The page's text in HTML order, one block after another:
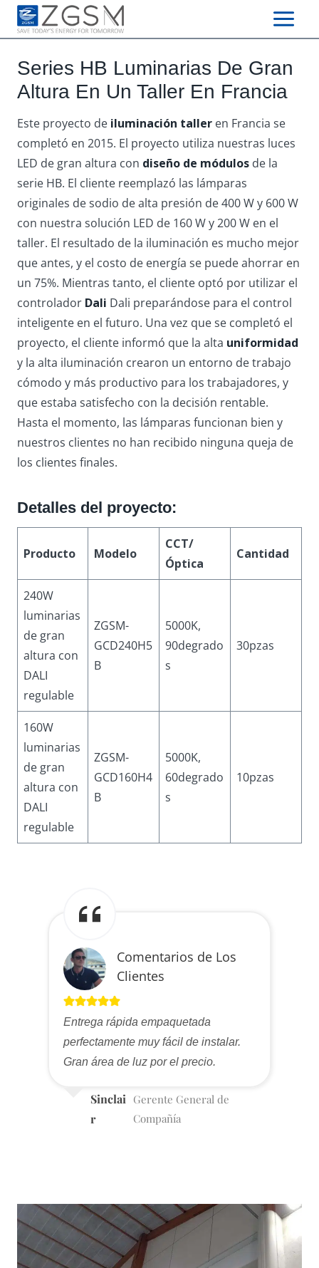
Skip
Series HB Luminarias De Gran
Altura En Un Taller En Francia
Este proyecto de iluminación taller en Francia se
completó en 2015. El proyecto utiliza nuestras luces
LED de gran altura con diseño de módulos de la
serie HB. El cliente reemplazó las lámparas
originales de sodio de alta presión de 400 W y 600 W
con nuestra solución LED de 160 W y 200 W en el
taller. El resultado de la iluminación es mucho mejor
que antes, y el costo de energía se puede ahorrar en
un 75%. Mientras tanto, el cliente optó por utilizar el
controlador Dali Dali preparándose para el control
inteligente en el futuro. Una vez que se completó el
proyecto, el cliente informó que la alta uniformidad
y la alta iluminación crearon un entorno de trabajo
cómodo y más productivo para los trabajadores, y
que estaba satisfecho con la decisión rentable.
Hasta el momento, las lámparas funcionan bien y
nuestros clientes no han recibido ninguna queja de
los clientes finales.
Detalles del proyecto:
Producto Modelo
CCT/
Óptica
Cantidad
240W
luminarias
de gran
altura con
DALI
regulable
ZGSM-
GCD240H5
B
5000K,
90degrado
s
30pzas
160W
luminarias
de gran
altura con
DALI
regulable
ZGSM-
GCD160H4
B
5000K,
60degrado
s
10pzas
Comentarios de Los
Clientes
Entrega rápida empaquetada
perfectamente muy fácil de instalar.
Gran área de luz por el precio.
Sinclai
r
Gerente General de
Compañía